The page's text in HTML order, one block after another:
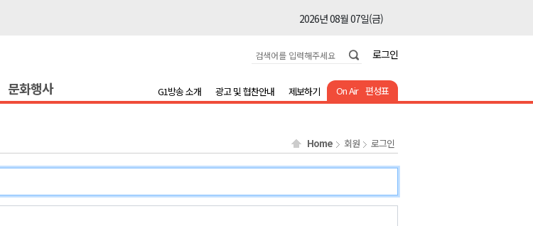
2026년 08월 07일(금)
2026년 08월 07일(금)
2026년 08월 07일(금)
2026년 08월 07일(금)
2026년 08월 07일(금)
로그인
문화행사 On Air 편성표
G1방송 소개 광고 및 협찬안내 제보하기
Home 회원 로그인